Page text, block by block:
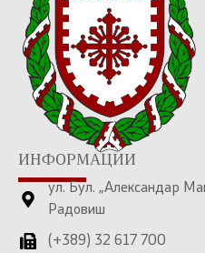
ИНФОРМАЦИИ
ул. Бул. „Александар
Радовиш
(+389) 32 617 700